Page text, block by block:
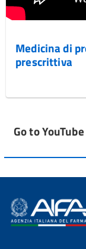
Medicina di
prescrittiva
Go to